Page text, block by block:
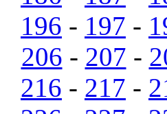
196 - 197 -
206 - 207 -
216 - 217 -